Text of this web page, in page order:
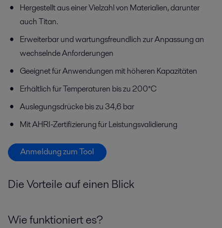
Hergestellt aus einer Vielzahl von Materialien, darunter
auch Titan.
Erweiterbar und wartungsfreundlich zur Anpassung an
wechselnde Anforderungen
Geeignet für Anwendungen mit höheren Kapazitäten
Erhältlich für Temperaturen bis zu 200°C
Auslegungsdrücke bis zu 34,6 bar
Mit AHRI-Zertifizierung für Leistungsvalidierung
Anmeldung zum Tool
Die Vorteile auf einen Blick
Wie funktioniert es?